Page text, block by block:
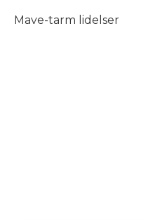
Mave-tarm lidelser